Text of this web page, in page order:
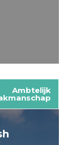
Ambtelijk